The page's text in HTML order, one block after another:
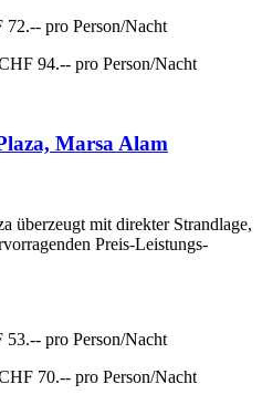
72.-- pro Person/Nacht
94.-- pro Person/Nacht
Marsa Alam
überzeugt mit direkter Strandlage,
Preis-Leistungs-
53.-- pro Person/Nacht
70.-- pro Person/Nacht